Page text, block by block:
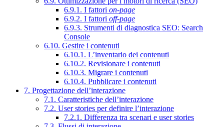
6.9.1. I fattori on-page
6.9.2. I fattori off-page
6.9.3. Strumenti di diagnostica SEO: Search
Console
6.10. Gestire i contenuti
6.10.1. L’inventario dei contenuti
6.10.2. Revisionare i contenuti
6.10.3. Migrare i contenuti
6.10.4. Pubblicare i contenuti
7. Progettazione dell’interazione
7.1. Caratteristiche dell’interazione
7.2. User stories per definire l’interazione
7.2.1. Differenza tra scenari e user stories